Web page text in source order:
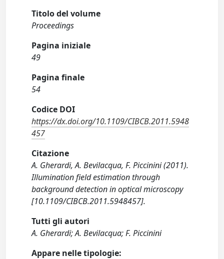
Titolo del volume
Proceedings
Pagina iniziale
49
Pagina finale
54
Codice DOI
https://dx.doi.org/10.1109/CIBCB.2011.5948
457
Citazione
A. Gherardi, A. Bevilacqua, F. Piccinini (2011).
Illumination field estimation through
background detection in optical microscopy
[10.1109/CIBCB.2011.5948457].
Tutti gli autori
A. Gherardi; A. Bevilacqua; F. Piccinini
Appare nelle tipologie: